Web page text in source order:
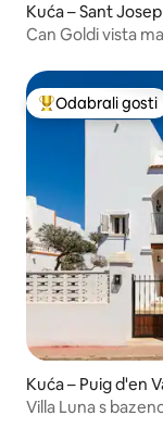
Kuća – Sant
Can Goldi vista
Među najviše
Odabrali gosti
Kuća – Puig d'en
Villa Luna s